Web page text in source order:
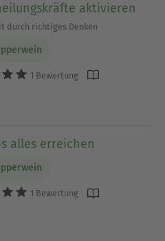
aktivieren
durch richtiges Denken
1 Bewertung
alles erreichen
1 Bewertung